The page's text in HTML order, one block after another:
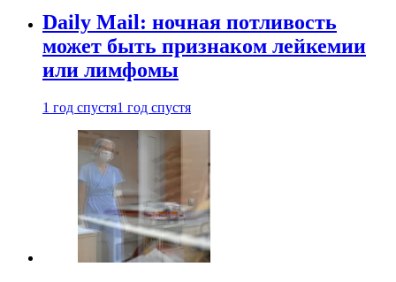
Daily Mail: ночная потливость
может быть признаком лейкемии
или лимфомы
1 год спустя1 год спустя